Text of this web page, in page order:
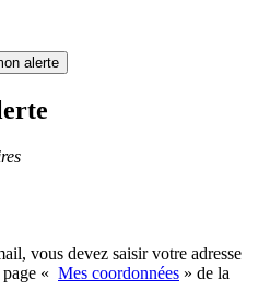
alerte
vous devez saisir votre adresse
« Mes coordonnées » de la